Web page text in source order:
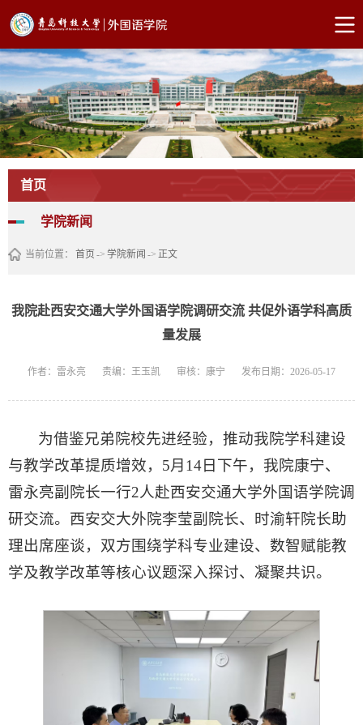
首页
学院新闻
当前位置： 首页 -> 学院新闻 -> 正文
我院赴西安交通大学外国语学院调研交流 共促外语学科高质
量发展
作者：雷永亮 责编：王玉凯 审核：康宁 发布日期：2026-05-17
为借鉴兄弟院校先进经验，推动我院学科建设
与教学改革提质增效，5月14日下午，我院康宁、
雷永亮副院长一行2人赴西安交通大学外国语学院调
研交流。西安交大外院李莹副院长、时渝轩院长助
理出席座谈，双方围绕学科专业建设、数智赋能教
学及教学改革等核心议题深入探讨、凝聚共识。